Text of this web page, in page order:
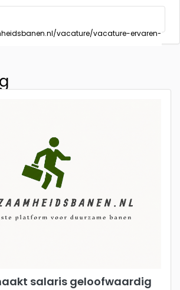
salaris geloofwaardig